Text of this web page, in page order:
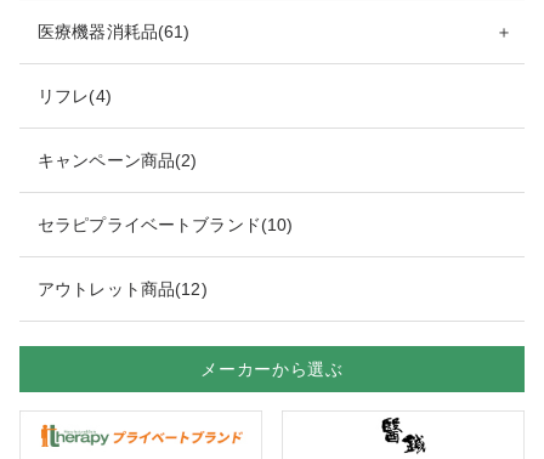
医療機器消耗品(61) ＋
リフレ(4)
キャンペーン商品(2)
セラピプライベートブランド(10)
アウトレット商品(12)
メーカーから選ぶ